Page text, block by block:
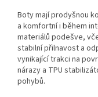
Boty mají prodyšnou
a komfortní i během
materiálů podešve,
stabilní přilnavost a
vynikající trakci na
nárazy a TPU
pohybů.